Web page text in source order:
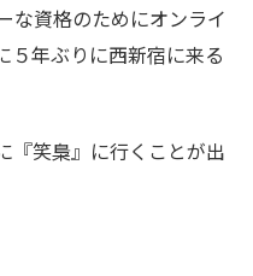
な資格のためにオンライ
５年ぶりに西新宿に来る
『笑梟』に行くことが出